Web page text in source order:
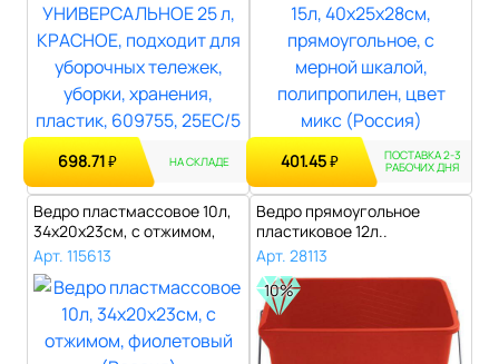
698.71₽ НА СКЛАДЕ 401.45₽ ПОСТАВКА 2-3
РАБОЧИХ ДНЯ
Ведро пластмассовое 10л,
34х20х23см, с отжимом,
фиолето..
Арт. 115613
Ведро прямоугольное
пластиковое 12л..
Арт. 28113
10%